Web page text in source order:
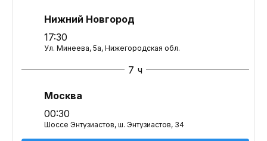
Нижний Новгород
17:30
Ул. Минеева, 5а, Нижегородская обл.
7 ч
Москва
00:30
Шоссе Энтузиастов, ш. Энтузиастов, 34